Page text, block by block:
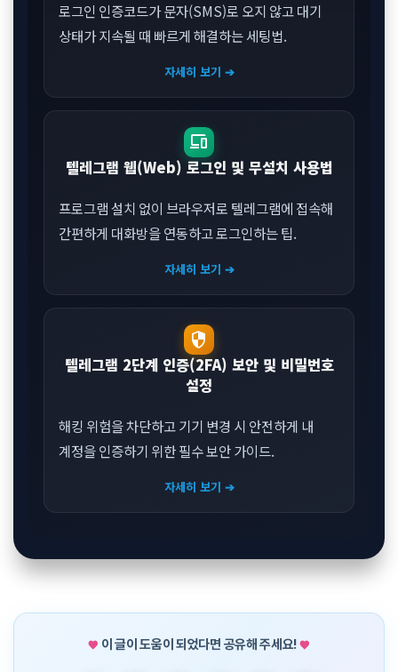
로그인 인증코드가 문자(SMS)로 오지 않고 대기
상태가 지속될 때 빠르게 해결하는 세팅법.
자세히 보기 ➔
devices
텔레그램 웹(Web) 로그인 및 무설치 사용법
프로그램 설치 없이 브라우저로 텔레그램에 접속해
간편하게 대화방을 연동하고 로그인하는 팁.
자세히 보기 ➔
security
텔레그램 2단계 인증(2FA) 보안 및 비밀번호
설정
해킹 위험을 차단하고 기기 변경 시 안전하게 내
계정을 인증하기 위한 필수 보안 가이드.
자세히 보기 ➔
이 글이 도움이 되었다면 공유해 주세요!